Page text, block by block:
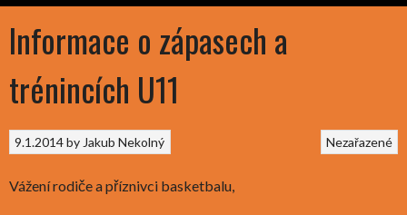
Informace o zápasech a
trénincích U11
Nezařazené
9.1.2014by Jakub Nekolný
Vážení rodiče a příznivci basketbalu,